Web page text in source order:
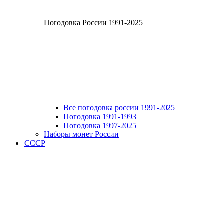
Погодовка России 1991-2025
Все погодовка россии 1991-2025
Погодовка 1991-1993
Погодовка 1997-2025
Наборы монет России
СССР